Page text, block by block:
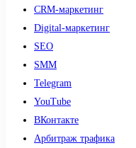
CRM-маркетинг
Digital-маркетинг
SEO
SMM
Telegram
YouTube
ВКонтакте
Арбитраж трафика